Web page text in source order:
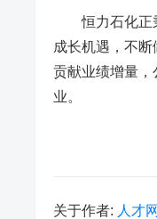
恒力石化正秉
成长机遇，不
贡献业绩增量
业。
关于作者: 人才网